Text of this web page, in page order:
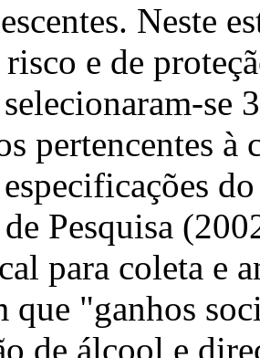
Neste
e de
se
pertencentes à
de Pesquisa
para coleta e
que "ganhos
de álcool e